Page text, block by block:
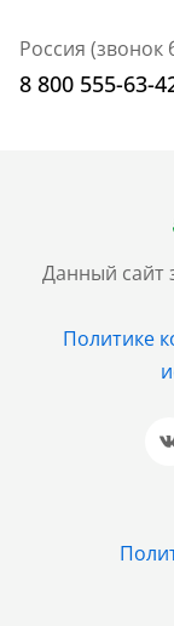
Данный сайт
Политике
Россия (звонок
8 800 555-63-
+7 (499)
Санкт-
+7 (812)
Барнаул
+7 (961)
Новосибирск
+7 (843)